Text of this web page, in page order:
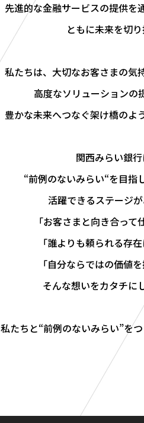
先進的な金融サービスの提供を
ともに未来を切り
私たちは、大切なお客さまの気
高度なソリューションの
豊かな未来へつなぐ架け橋のよ
関西みらい銀
“前例のないみらい“を目指
活躍できるステージが
「お客さまと向き合って
「誰よりも頼られる存
「自分ならではの価値
そんな想いをカタチに
私たちと“前例のないみらい”をつ